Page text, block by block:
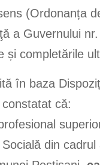
(Ordonanța
a Guvernului
și completările
în baza
că:
din cadrul